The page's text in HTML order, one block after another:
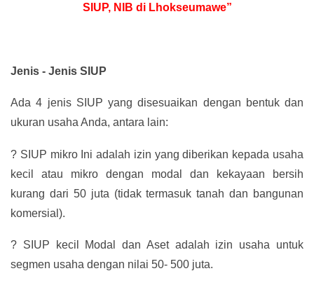
SIUP, NIB di Lhokseumawe”
Jenis - Jenis SIUP
Ada 4 jenis SIUP yang disesuaikan dengan bentuk dan
ukuran usaha Anda, antara lain:
? SIUP mikro Ini adalah izin yang diberikan kepada usaha
kecil atau mikro dengan modal dan kekayaan bersih
kurang dari 50 juta (tidak termasuk tanah dan bangunan
komersial).
? SIUP kecil Modal dan Aset adalah izin usaha untuk
segmen usaha dengan nilai 50- 500 juta.